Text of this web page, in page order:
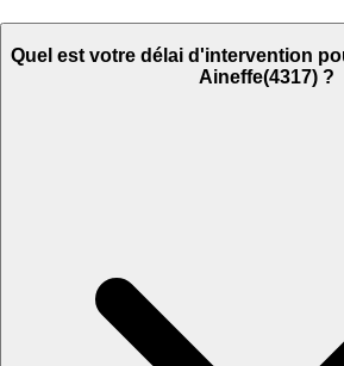
Quel est votre délai d'intervention
Aineffe(4317) ?